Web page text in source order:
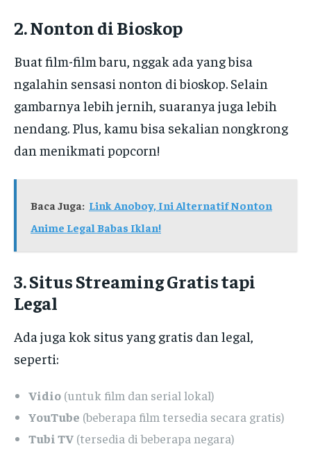
2. Nonton di Bioskop
Buat film-film baru, nggak ada yang bisa
ngalahin sensasi nonton di bioskop. Selain
gambarnya lebih jernih, suaranya juga lebih
nendang. Plus, kamu bisa sekalian nongkrong
dan menikmati popcorn!
Baca Juga: Link Anoboy, Ini Alternatif Nonton
Anime Legal Babas Iklan!
3. Situs Streaming Gratis tapi
Legal
Ada juga kok situs yang gratis dan legal,
seperti:
Vidio (untuk film dan serial lokal)
YouTube (beberapa film tersedia secara gratis)
Tubi TV (tersedia di beberapa negara)